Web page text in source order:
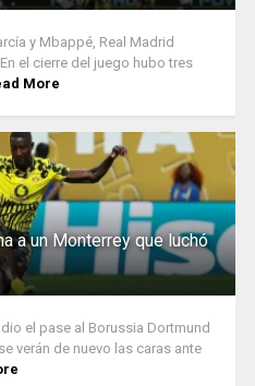
y Mbappé, Real Madrid
el cierre del juego hubo tres
More
a un Monterrey que luchó
el pase al Borussia Dortmund
verán de nuevo las caras ante